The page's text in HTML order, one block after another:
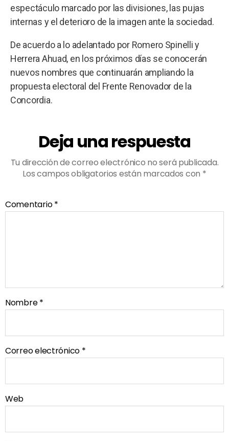
espectáculo marcado por las divisiones, las pujas
internas y el deterioro de la imagen ante la sociedad.
De acuerdo a lo adelantado por Romero Spinelli y
Herrera Ahuad, en los próximos días se conocerán
nuevos nombres que continuarán ampliando la
propuesta electoral del Frente Renovador de la
Concordia.
Deja una respuesta
Tu dirección de correo electrónico no será publicada.
Los campos obligatorios están marcados con *
Comentario*
Nombre*
Correo electrónico *
Web